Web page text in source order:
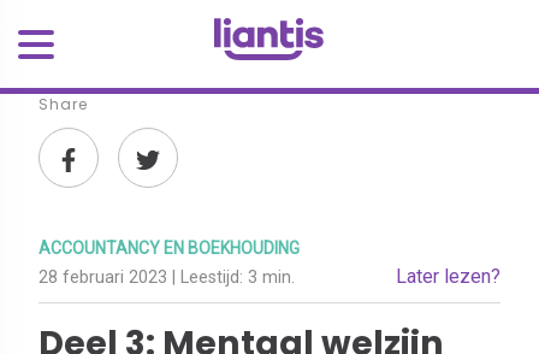
Share
ACCOUNTANCY EN BOEKHOUDING
28 februari 2023 | Leestijd: 3 min. Later lezen?
Deel 3: Mentaal welzijn